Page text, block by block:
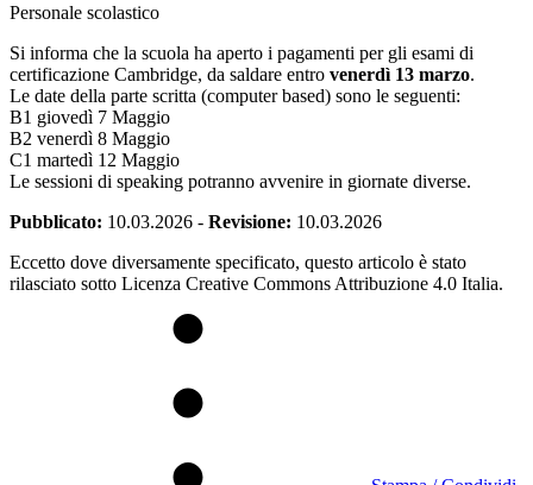
Personale scolastico
Si informa che la scuola ha aperto i pagamenti per gli esami di
certificazione Cambridge, da saldare entro venerdì 13 marzo.
Le date della parte scritta (computer based) sono le seguenti:
B1 giovedì 7 Maggio
B2 venerdì 8 Maggio
C1 martedì 12 Maggio
Le sessioni di speaking potranno avvenire in giornate diverse.
Pubblicato: 10.03.2026 - Revisione: 10.03.2026
Eccetto dove diversamente specificato, questo articolo è stato
rilasciato sotto Licenza Creative Commons Attribuzione 4.0 Italia.